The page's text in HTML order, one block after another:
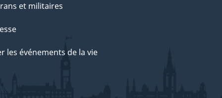
et militaires
les événements de la vie